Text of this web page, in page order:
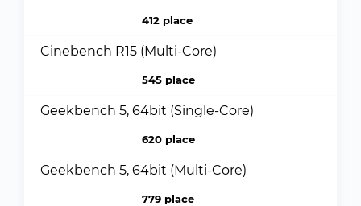
412 place
Cinebench R15 (Multi-Core)
545 place
Geekbench 5, 64bit (Single-Core)
620 place
Geekbench 5, 64bit (Multi-Core)
779 place